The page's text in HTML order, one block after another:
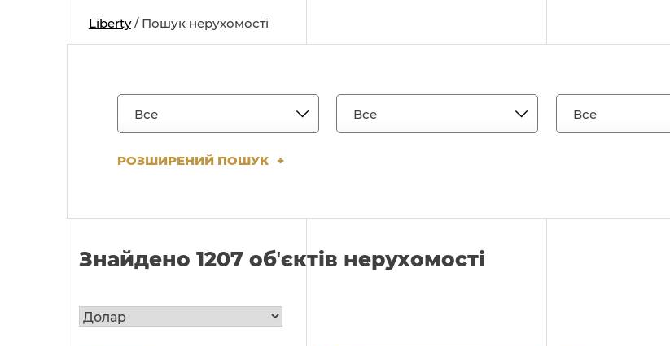
Liberty/ Пошук нерухомості
РОЗШИРЕНИЙ ПОШУК +
Знайдено 1207 обʼєктів нерухомості